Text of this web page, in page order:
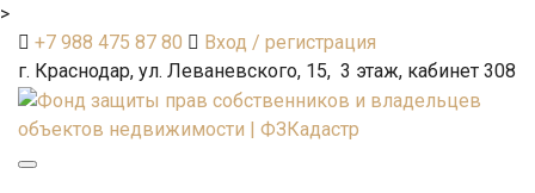
>
+7 988 475 87 80
Вход / регистрация
г. Краснодар, ул. Леваневского, 15, 3 этаж, кабинет 308